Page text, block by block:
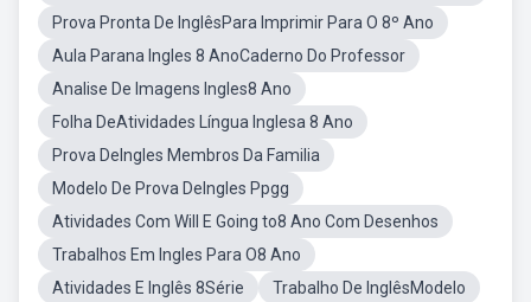
Prova Pronta De InglêsPara Imprimir Para O 8º Ano
Aula Parana Ingles 8 AnoCaderno Do Professor
Analise De Imagens Ingles8 Ano
Folha DeAtividades Língua Inglesa 8 Ano
Prova DeIngles Membros Da Familia
Modelo De Prova DeIngles Ppgg
Atividades Com Will E Going to8 Ano Com Desenhos
Trabalhos Em Ingles Para O8 Ano
Atividades E Inglês 8Série
Trabalho De InglêsModelo